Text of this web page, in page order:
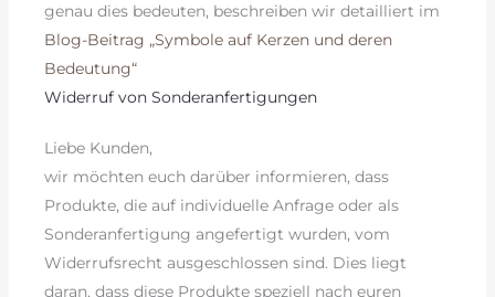
genau dies bedeuten, beschreiben wir detailliert im
Blog-Beitrag „Symbole auf Kerzen und deren
Bedeutung“
Widerruf von Sonderanfertigungen
Liebe Kunden,
wir möchten euch darüber informieren, dass
Produkte, die auf individuelle Anfrage oder als
Sonderanfertigung angefertigt wurden, vom
Widerrufsrecht ausgeschlossen sind. Dies liegt
daran, dass diese Produkte speziell nach euren